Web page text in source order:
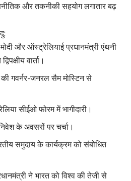
और तकनीकी सहयोग लगातार बढ़
और ऑस्ट्रेलियाई प्रधानमंत्री एंथनी
वार्ता।
गवर्नर-जनरल सैम मोस्टिन से
सीईओ फोरम में भागीदारी।
के अवसरों पर चर्चा।
समुदाय के कार्यक्रम को संबोधित
ने भारत को विश्व की तेजी से